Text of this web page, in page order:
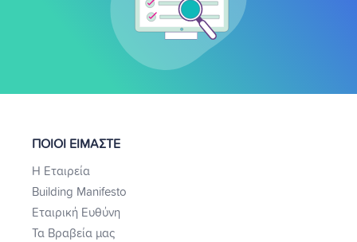
ΠΟΙΟΙ ΕΙΜΑΣΤΕ
Η Εταιρεία
Building Manifesto
Εταιρική Ευθύνη
Τα Βραβεία μας